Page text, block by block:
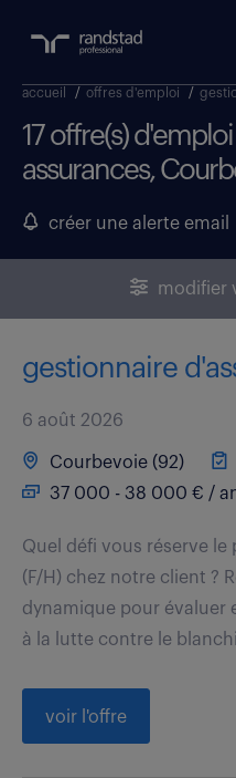
accueil / offres d'emploi /
17 offre(s)
assurances,
créer une alerte email
modifier
gestionnaire
6 août 2026
Courbevoie (92)
37 000 - 38 000 € /
Quel défi vous réserve le
(F/H) chez notre client ?
dynamique pour évaluer
à la lutte contre le
voir l'offre